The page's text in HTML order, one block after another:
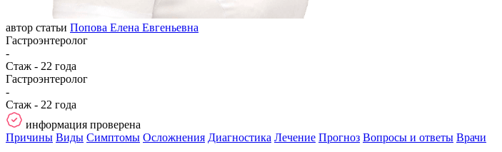
автор статьи Попова Елена Евгеньевна
Гастроэнтеролог
-
Стаж - 22 года
Гастроэнтеролог
-
Стаж - 22 года
информация проверена
Причины Виды Симптомы Осложнения Диагностика Лечение Прогноз Вопросы и ответы Врачи